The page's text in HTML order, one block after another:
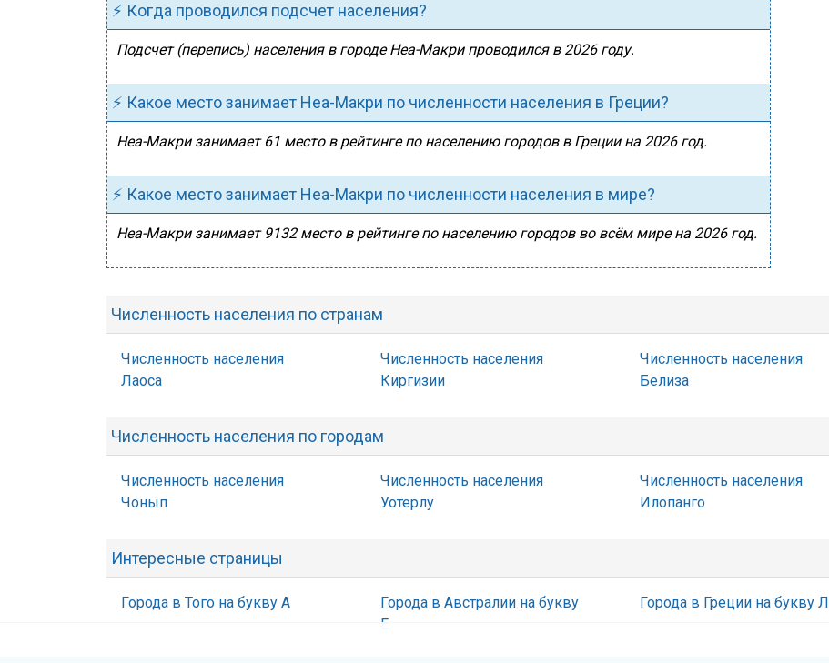
⚡ Когда проводился подсчет населения?
Подсчет (перепись) населения в городе Неа-Макри проводился в 2026 году.
⚡ Какое место занимает Неа-Макри по численности населения в Греции?
Неа-Макри занимает 61 место в рейтинге по населению городов в Греции на 2026 год.
⚡ Какое место занимает Неа-Макри по численности населения в мире?
Неа-Макри занимает 9132 место в рейтинге по населению городов во всём мире на 2026 год.
Численность населения по странам
Численность населения
Лаоса
Численность населения
Киргизии
Численность населения
Белиза
Численность населения по городам
Численность населения
Чонып
Численность населения
Уотерлу
Численность населения
Илопанго
Интересные страницы
Города в Того на букву А
Города в Австралии на букву
Е
Города в Греции на букву Л